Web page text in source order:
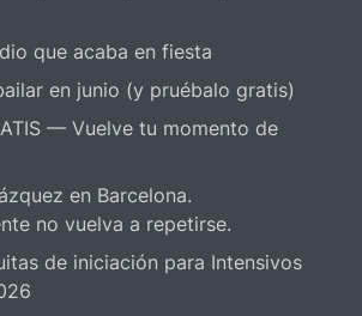
que acaba en fiesta
en junio (y pruébalo gratis)
— Vuelve tu momento de
en Barcelona.
no vuelva a repetirse.
de iniciación para Intensivos